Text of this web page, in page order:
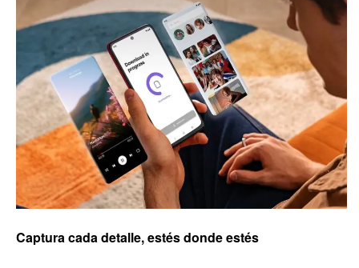
Captura cada detalle, estés donde estés